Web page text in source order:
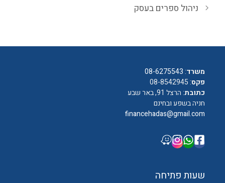
ניהול ספרים בעסק
משרד:
08-6275543
פקס: 08-8542945
כתובת: הרצל 91, באר שבע
חניה בשפע ובחינם
financehadas@gmail.com
שעות פתיחה